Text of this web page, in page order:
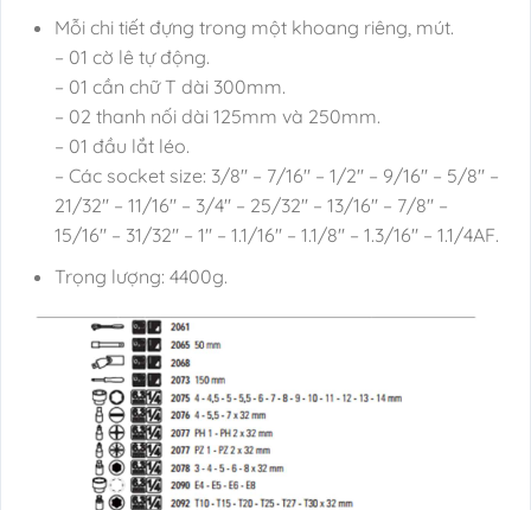
Mỗi chi tiết đựng trong một khoang riêng, mút.
– 01 cờ lê tự động.
– 01 cần chữ T dài 300mm.
– 02 thanh nối dài 125mm và 250mm.
– 01 đầu lắt léo.
– Các socket size: 3/8″ – 7/16″ – 1/2″ – 9/16″ – 5/8″ –
21/32″ – 11/16″ – 3/4″ – 25/32″ – 13/16″ – 7/8″ –
15/16″ – 31/32″ – 1″ – 1.1/16″ – 1.1/8″ – 1.3/16″ – 1.1/4AF.
Trọng lượng: 4400g.